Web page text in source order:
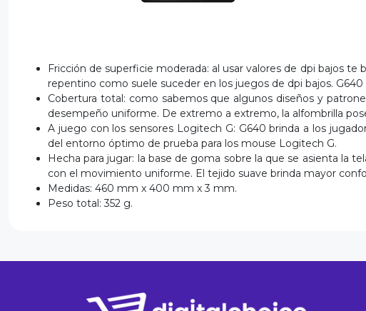
Fricción de superficie moderada: al usar valores de dpi bajos
repentino como suele suceder en los juegos de dpi bajos.
Cobertura total: como sabemos que algunos diseños y
desempeño uniforme. De extremo a extremo, la alfombrilla
A juego con los sensores Logitech G: G640 brinda a los
del entorno óptimo de prueba para los mouse Logitech G.
Hecha para jugar: la base de goma sobre la que se asienta la
con el movimiento uniforme. El tejido suave brinda mayor
Medidas: 460 mm x 400 mm x 3 mm.
Peso total: 352 g.